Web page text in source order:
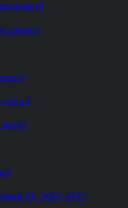
шпалы⟧
узлы⟧
КБ, ЖБР, АРС⟧